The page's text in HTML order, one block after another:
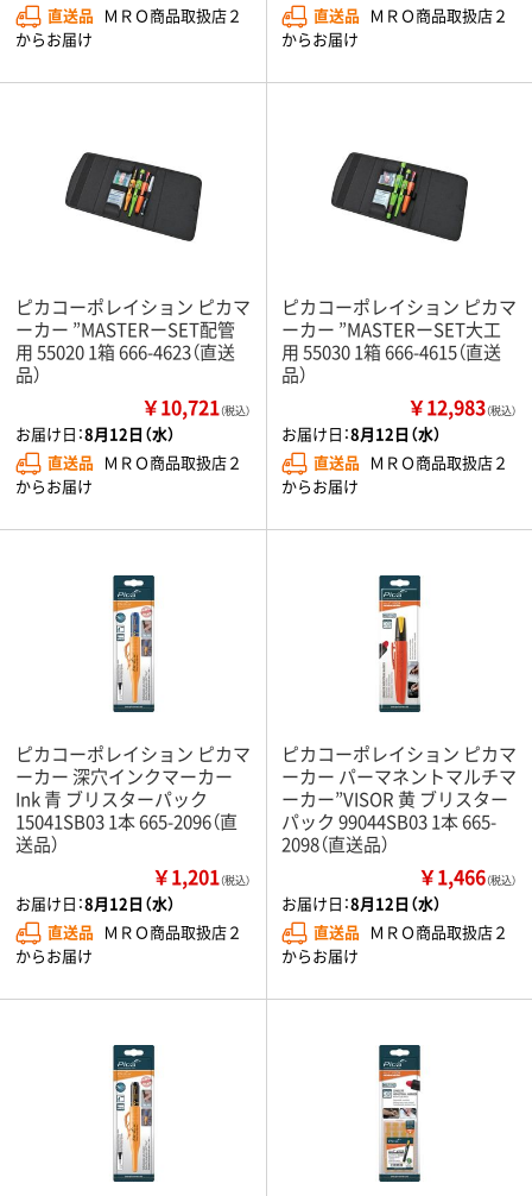
直送品 ＭＲＯ商品取扱店２
からお届け
直送品 ＭＲＯ商品取扱店２
からお届け
ピカコーポレイション ピカマ
ーカー ”MASTERーSET配管
用 55020 1箱 666-4623（直送
品）
￥10,721（税込）
お届け日：8月12日（水）
直送品 ＭＲＯ商品取扱店２
からお届け
ピカコーポレイション ピカマ
ーカー ”MASTERーSET大工
用 55030 1箱 666-4615（直送
品）
￥12,983（税込）
お届け日：8月12日（水）
直送品 ＭＲＯ商品取扱店２
からお届け
ピカコーポレイション ピカマ
ーカー 深穴インクマーカー
Ink 青 ブリスターパック
15041SB03 1本 665-2096（直
送品）
￥1,201（税込）
お届け日：8月12日（水）
直送品 ＭＲＯ商品取扱店２
からお届け
ピカコーポレイション ピカマ
ーカー パーマネントマルチマ
ーカー”VISOR 黄 ブリスター
パック 99044SB03 1本 665-
2098（直送品）
￥1,466（税込）
お届け日：8月12日（水）
直送品 ＭＲＯ商品取扱店２
からお届け